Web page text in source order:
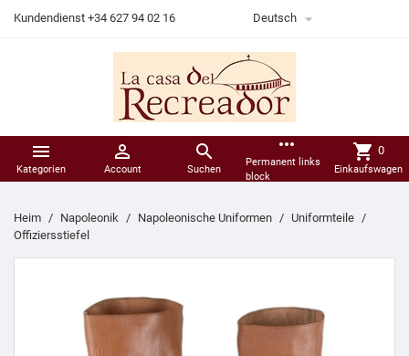
Kundendienst +34 627 94 02 16 Deutsch 

Kategorien

Account

Suchen
more_horiz
Permanent links
block
shopping_cart 0
Einkaufswagen
Heim Napoleonik Napoleonische Uniformen
Uniformteile
Offiziersstiefel